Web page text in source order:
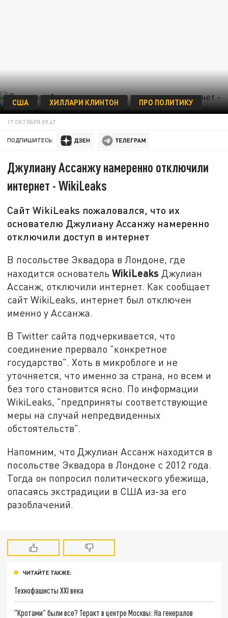
США ХИЛЛАРИ КЛИНТОН ПРО ПОЛИТИКУ
17 ОКТЯБРЯ 09:47
ПОДПИШИТЕСЬ:
Джулиану Ассанжу намеренно отключили
интернет - WikiLeaks
Сайт WikiLeaks пожаловался, что их
основателю Джулиану Ассанжу намеренно
отключили доступ в интернет
В посольстве Эквадора в Лондоне, где
находится основательWikiLeaks Джулиан
Ассанж, отключили интернет. Как сообщает
сайт WikiLeaks, интернет был отключен
именно у Ассанжа.
В Twitter сайта подчеркивается, что
соединение прервало "конкретное
государство". Хоть в микроблоге и не
уточняется, что именно за страна, но всем и
без того становится ясно. По информации
WikiLeaks, "предприняты соответствующие
меры на случай непредвиденных
обстоятельств".
Напомним, что Джулиан Ассанж находится в
посольстве Эквадора в Лондоне с 2012 года.
Тогда он попросил политического убежища,
опасаясь экстрадиции в США из-за его
разоблачений.
ЧИТАЙТЕ ТАКЖЕ:
Технофашисты XXI века
"Кротами" были все? Теракт в центре Москвы: На генералов